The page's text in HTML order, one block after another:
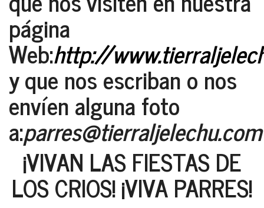
página
Web:http://
y que nos escriban o nos
envíen alguna foto
a:parres@tierraljelechu.com
¡VIVAN LAS FIESTAS DE
LOS CRIOS! ¡VIVA PARRES!